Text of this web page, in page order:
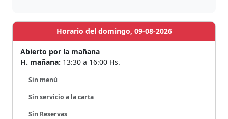
Horario del domingo, 09-08-2026
Abierto por la mañana
H. mañana: 13:30 a 16:00 Hs.
Sin menú
Sin servicio a la carta
Sin Reservas